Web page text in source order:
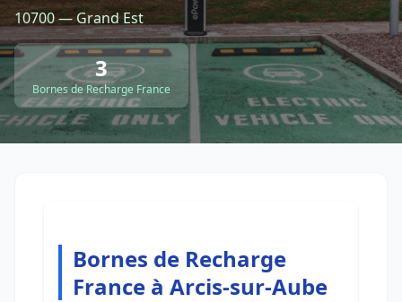
10700 — Grand Est
3
Bornes de Recharge France
Bornes de Recharge
France à Arcis-sur-Aube